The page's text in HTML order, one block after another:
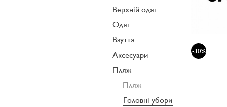
-30%
Верхній одяг
Одяг
Взуття
Аксесуари
Пляж
Пляж
Головні убори